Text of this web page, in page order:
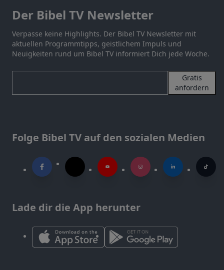
Der Bibel TV Newsletter
Verpasse keine Highlights. Der Bibel TV Newsletter mit
aktuellen Programmtipps, geistlichem Impuls und
Neuigkeiten rund um Bibel TV informiert Dich jede Woche.
Gratis
anfordern
Folge Bibel TV auf den sozialen Medien
Lade dir die App herunter